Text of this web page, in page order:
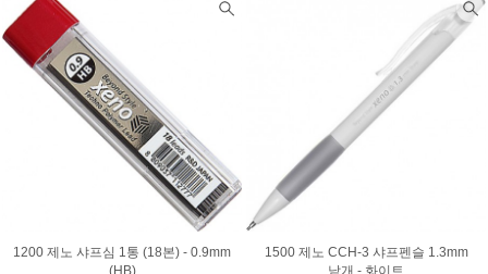
1200 제노 샤프심 1통 (18본) - 0.9mm
(HB)
1500 제노 CCH-3 샤프펜슬 1.3mm
낱개 - 화이트